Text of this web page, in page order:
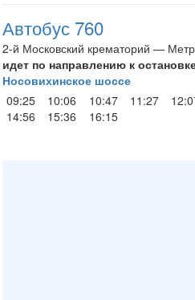
Автобус 760
2-й Московский крематорий —
идет по направлению к
Носовихинское шоссе
09:25
10:06 10:47 11:27
14:56
15:36 16:15